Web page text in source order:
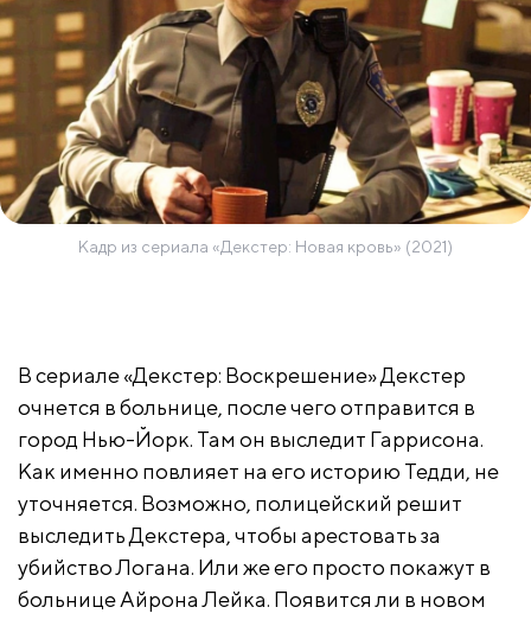
Кадр из сериала «Декстер: Новая кровь» (2021)
В сериале «Декстер: Воскрешение» Декстер
очнется в больнице, после чего отправится в
город Нью-Йорк. Там он выследит Гаррисона.
Как именно повлияет на его историю Тедди, не
уточняется. Возможно, полицейский решит
выследить Декстера, чтобы арестовать за
убийство Логана. Или же его просто покажут в
больнице Айрона Лейка. Появится ли в новом